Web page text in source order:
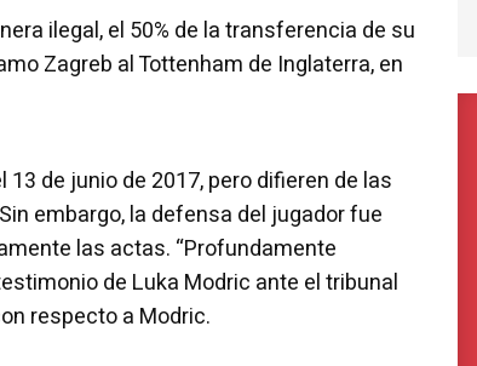
ilegal, el 50% de la transferencia de su
Zagreb al Tottenham de Inglaterra, en
de junio de 2017, pero difieren de las
embargo, la defensa del jugador fue
las actas. “Profundamente
de Luka Modric ante el tribunal
respecto a Modric.